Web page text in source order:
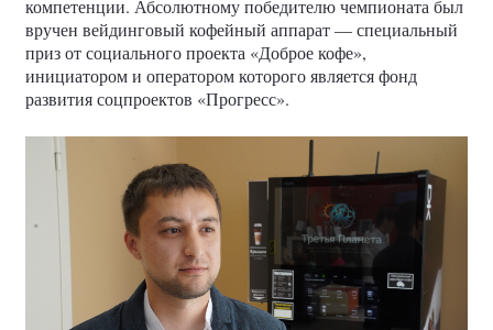
компетенции. Абсолютному победителю чемпионата был
вручен вейдинговый кофейный аппарат — специальный
приз от социального проекта «Доброе кофе»,
инициатором и оператором которого является фонд
развития соцпроектов «Прогресс».